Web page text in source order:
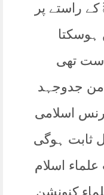
راستے پر
ہوسکتا
تھی
جدوجہد
اسلامی
ثابت ہوگی
اسلام
کنونشن